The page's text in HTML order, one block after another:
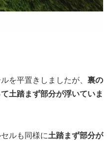
を平置きしましたが、 裏の
土踏まず部分が浮いていま
ルも同様に土踏まず部分が